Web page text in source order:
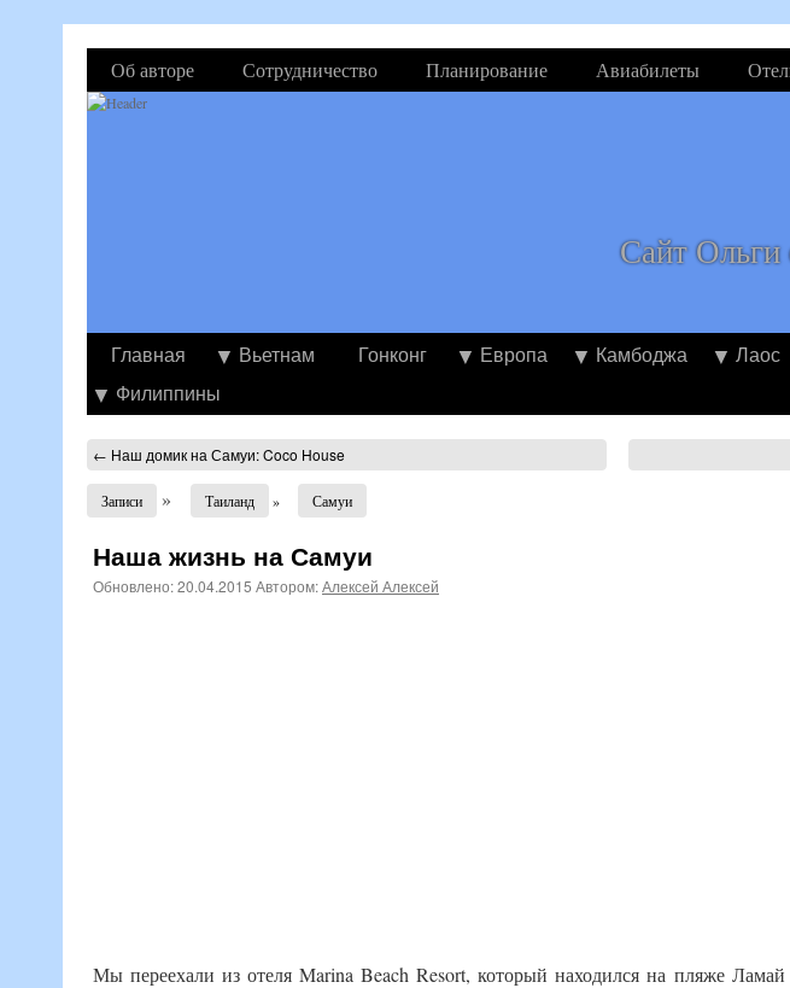
Об авторе Сотрудничество Планирование Авиабилеты
Сайт
Главная Вьетнам Гонконг Европа Камбоджа Лаос
Филиппины
← Наш домик на Самуи: Coco House
Записи » Таиланд » Самуи
Наша жизнь на Самуи
Обновлено:20.04.2015 Автором:Алексей Алексей
Мы переехали из отеля Marina Beach Resort, который находился на пляже